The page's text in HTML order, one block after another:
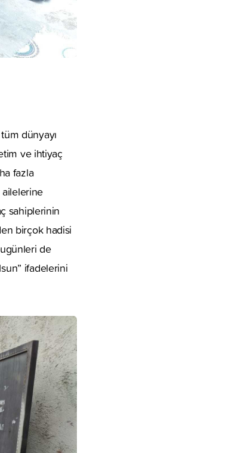
dünyayı
ve ihtiyaç
fazla
ailelerine
sahiplerinin
birçok hadisi
de
ifadelerini